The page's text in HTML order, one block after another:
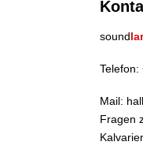
sound
Telefon:
Mail:
Fragen